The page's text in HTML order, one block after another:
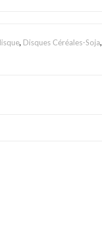
, Disques Céréales-Soja,